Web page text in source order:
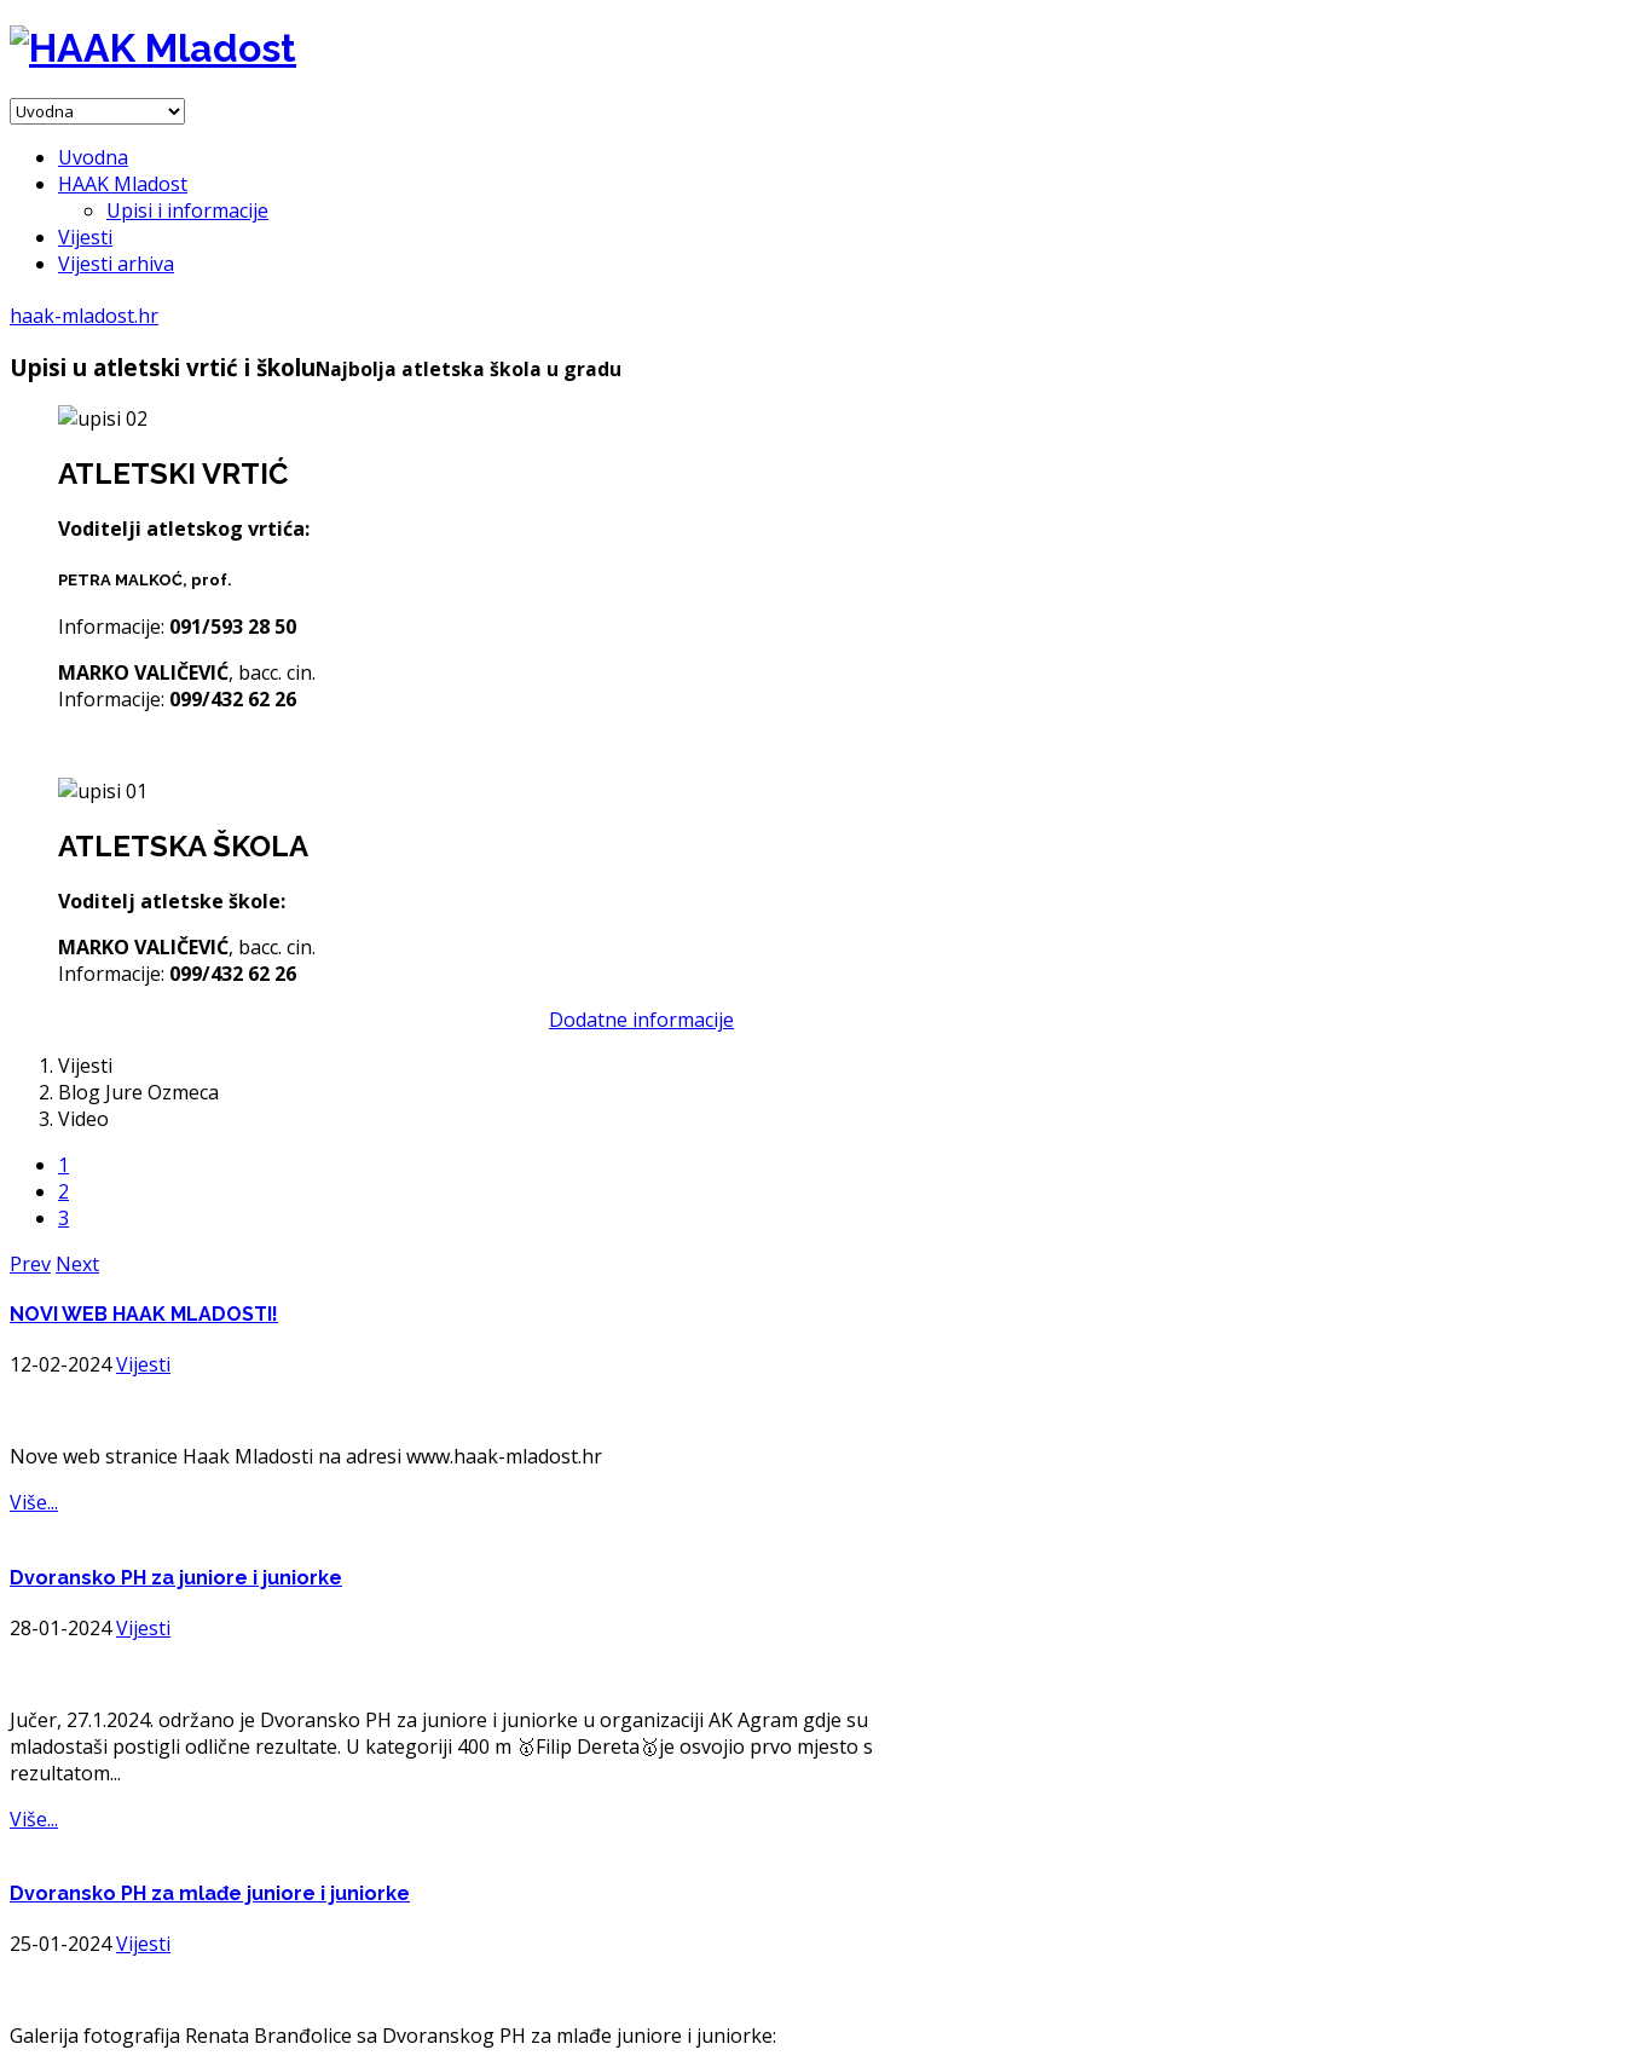
Uvodna
HAAK Mladost
Upisi i informacije
Vijesti
Vijesti arhiva
haak-mladost.hr
Upisi u atletski vrtić i školuNajbolja atletska škola u gradu
ATLETSKI VRTIĆ
Voditelji atletskog vrtića:
PETRA MALKOĆ, prof.
Informacije: 091/593 28 50
MARKO VALIČEVIĆ, bacc. cin.
Informacije: 099/432 62 26
ATLETSKA ŠKOLA
Voditelj atletske škole:
MARKO VALIČEVIĆ, bacc. cin.
Informacije: 099/432 62 26
Dodatne informacije
Vijesti
Blog Jure Ozmeca
Video
1
2
3
Prev Next
NOVIWEB HAAK MLADOSTI!
12-02-2024Vijesti
Nove web stranice Haak Mladosti na adresi www.haak-mladost.hr
Više...
Dvoransko PH za juniore i juniorke
28-01-2024Vijesti
Jučer, 27.1.2024. održano je Dvoransko PH za juniore i juniorke u organizaciji AK Agram gdje su
mladostaši postigli odlične rezultate. U kategoriji 400 m 🥇Filip Dereta🥇je osvojio prvo mjesto s
rezultatom...
Više...
Dvoransko PH za mlađe juniore i juniorke
25-01-2024Vijesti
Galerija fotografija Renata Branđolice sa Dvoranskog PH za mlađe juniore i juniorke: